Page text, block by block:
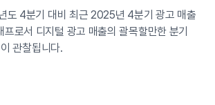
도 4분기 대비 최근 2025년 4분기 광고 매출
프로서 디지털 광고 매출의 괄목할만한 분기
관찰됩니다.